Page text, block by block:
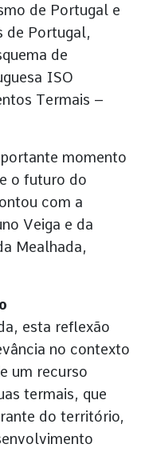
de Portugal e
de Portugal,
de
ISO
Termais –
momento
o futuro do
com a
Veiga e da
Mealhada,
esta reflexão
no contexto
um recurso
termais, que
do território,